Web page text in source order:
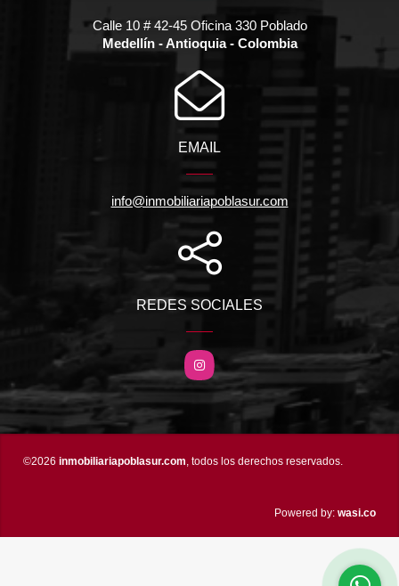
Calle 10 # 42-45 Oficina 330 Poblado
Medellín - Antioquia - Colombia
EMAIL
info@inmobiliariapoblasur.com
REDES SOCIALES
Instagram
©2026 inmobiliariapoblasur.com, todos los derechos reservados.
Powered by: wasi.co